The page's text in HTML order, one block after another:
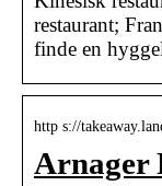
restaurant;
finde en
http s://
Arnager